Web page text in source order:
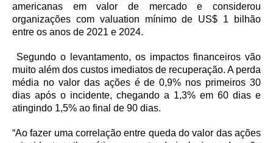
americanas em valor de mercado e considerou
organizações com valuation mínimo de US$ 1 bilhão
entre os anos de 2021 e 2024.
Segundo o levantamento, os impactos financeiros vão
muito além dos custos imediatos de recuperação. A perda
média no valor das ações é de 0,9% nos primeiros 30
dias após o incidente, chegando a 1,3% em 60 dias e
atingindo 1,5% ao final de 90 dias.
“Ao fazer uma correlação entre queda do valor das ações